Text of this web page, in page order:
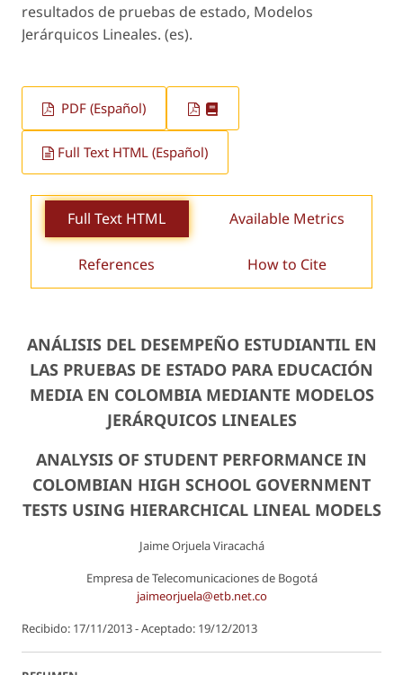
resultados de pruebas de estado, Modelos
Jerárquicos Lineales. (es).
PDF (Español)
Full Text HTML (Español)
Full Text HTML Available Metrics
References How to Cite
ANÁLISIS DEL DESEMPEÑO ESTUDIANTIL EN
LAS PRUEBAS DE ESTADO PARA EDUCACIÓN
MEDIA EN COLOMBIA MEDIANTE MODELOS
JERÁRQUICOS LINEALES
ANALYSIS OF STUDENT PERFORMANCE IN
COLOMBIAN HIGH SCHOOL GOVERNMENT
TESTS USING HIERARCHICAL LINEAL MODELS
Jaime Orjuela Viracachá
Empresa de Telecomunicaciones de Bogotá
jaimeorjuela@etb.net.co
Recibido: 17/11/2013 - Aceptado: 19/12/2013